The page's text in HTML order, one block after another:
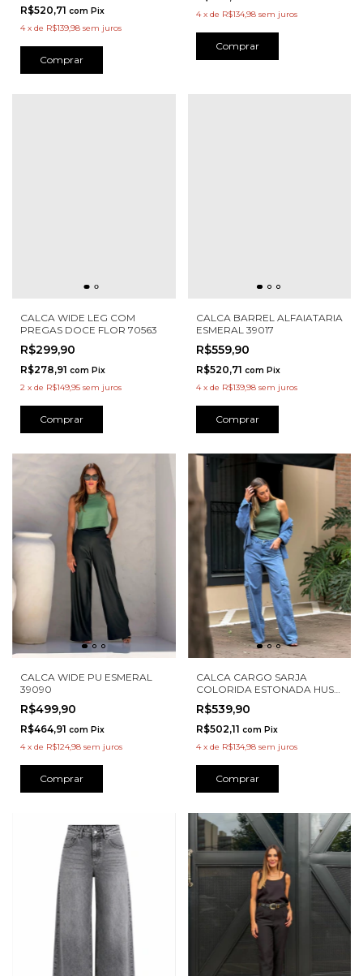
R$520,71 com Pix
4 x de R$139,98 sem juros
Comprar
4 x de R$134,98 sem juros
Comprar
CALCA WIDE LEG COM
PREGAS DOCE FLOR 70563
R$299,90
R$278,91 com Pix
2 x de R$149,95 sem juros
Comprar
CALCA BARREL ALFAIATARIA
ESMERAL 39017
R$559,90
R$520,71 com Pix
4 x de R$139,98 sem juros
Comprar
CALCA WIDE PU ESMERAL
39090
R$499,90
R$464,91 com Pix
4 x de R$124,98 sem juros
Comprar
CALCA CARGO SARJA
COLORIDA ESTONADA HUSH
20254016
R$539,90
R$502,11 com Pix
4 x de R$134,98 sem juros
Comprar